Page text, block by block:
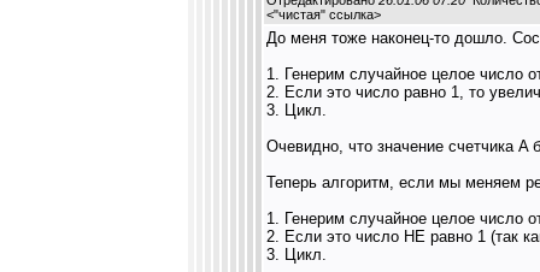
<"чистая" ссылка>
До меня тоже наконец-то дошло.
1. Генерим случайное целое число
2. Если это число равно 1, то
3. Цикл.
Очевидно, что значение счетчика A
Теперь алгоритм, если мы меняем
1. Генерим случайное целое число
2. Если это число НЕ равно 1 (так
3. Цикл.